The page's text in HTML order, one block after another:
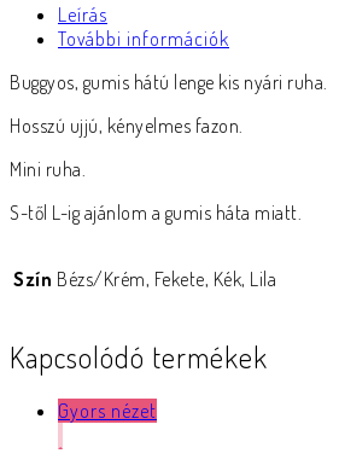
Leírás
További információk
Buggyos, gumis hátú lenge kis nyári ruha.
Hosszú ujjú, kényelmes fazon.
Mini ruha.
S-től L-ig ajánlom a gumis háta miatt.
Szín Bézs/Krém, Fekete, Kék, Lila
Kapcsolódó termékek
Gyors nézet